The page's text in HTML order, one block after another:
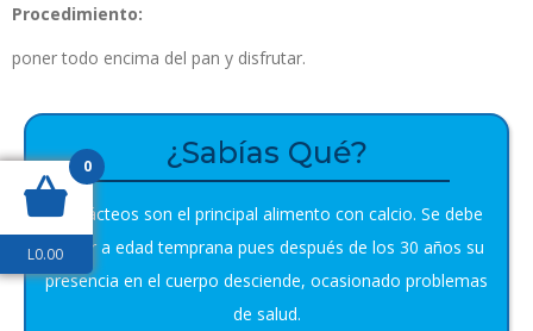
Procedimiento:
poner todo encima del pan y disfrutar.
¿Sabías Qué?
Los lácteos son el principal alimento con calcio. Se debe
tomar a edad temprana pues después de los 30 años su
presencia en el cuerpo desciende, ocasionado problemas
de salud.
0
L0.00